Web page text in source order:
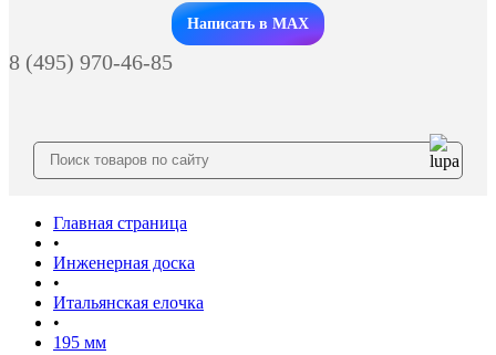
Заказать звонок
Написать в MAX
8 (495) 970-46-85
Главная страница
•
Инженерная доска
•
Итальянская елочка
•
195 мм